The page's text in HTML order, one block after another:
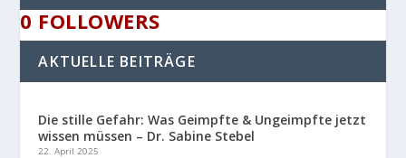
0 FOLLOWERS
AKTUELLE BEITRÄGE
Die stille Gefahr: Was Geimpfte & Ungeimpfte jetzt
wissen müssen – Dr. Sabine Stebel
22. April 2025